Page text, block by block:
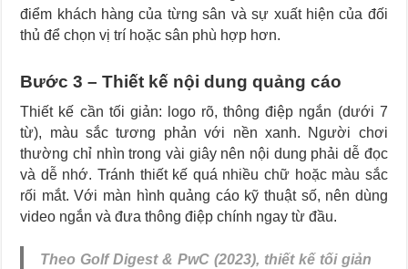
điểm khách hàng của từng sân và sự xuất hiện của đối
thủ để chọn vị trí hoặc sân phù hợp hơn.
Bước 3 – Thiết kế nội dung quảng cáo
Thiết kế cần tối giản: logo rõ, thông điệp ngắn (dưới 7
từ), màu sắc tương phản với nền xanh. Người chơi
thường chỉ nhìn trong vài giây nên nội dung phải dễ đọc
và dễ nhớ. Tránh thiết kế quá nhiều chữ hoặc màu sắc
rối mắt. Với màn hình quảng cáo kỹ thuật số, nên dùng
video ngắn và đưa thông điệp chính ngay từ đầu.
Theo Golf Digest & PwC (2023), thiết kế tối giản